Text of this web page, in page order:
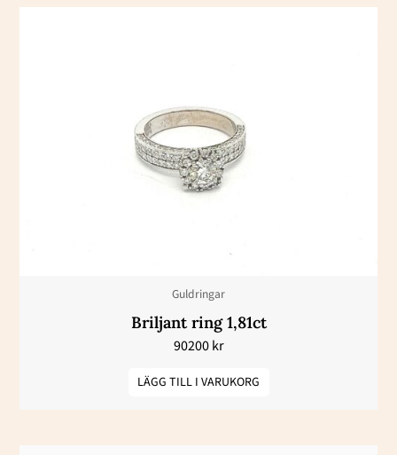
Guldringar
Briljant ring 1,81ct
90200kr
LÄGG TILL I VARUKORG